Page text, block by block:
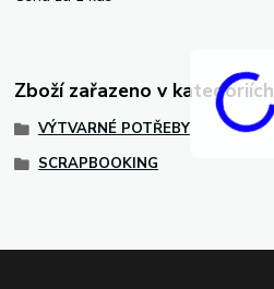
Zboží zařazeno v kategoriích
VÝTVARNÉ POTŘEBY
SCRAPBOOKING